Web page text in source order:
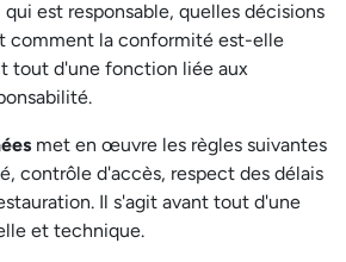
est responsable, quelles décisions
comment la conformité est-elle
tout d'une fonction liée aux
met en œuvre les règles suivantes
contrôle d'accès, respect des délais
Il s'agit avant tout d'une
et technique.